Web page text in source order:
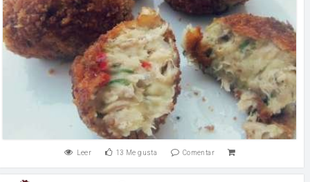
Leer 13 Me gusta Comentar